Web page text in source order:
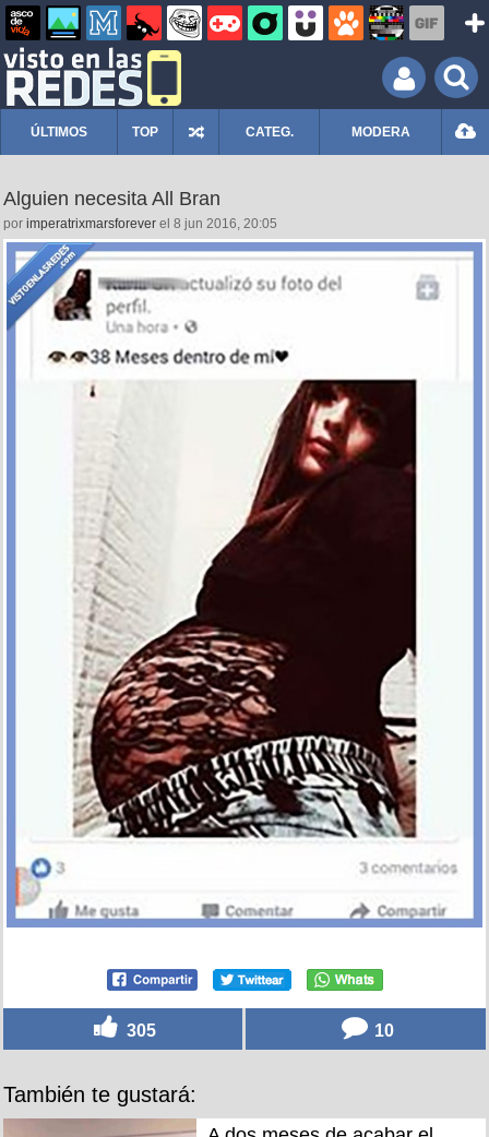
ÚLTIMOS TOP CATEG. MODERA
Alguien necesita All Bran
por imperatrixmarsforever el 8 jun 2016, 20:05
305 10
También te gustará: